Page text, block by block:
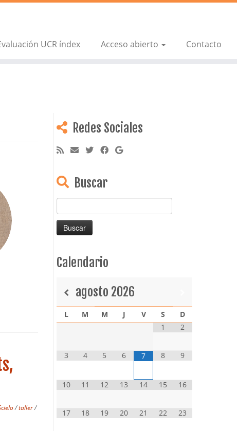
UCR índex Acceso abierto Contacto
/taller/
Redes Sociales
Buscar
Buscar:
Calendario
agosto 2026
L M M J V S
D
1
2
3 4 5 6 7 8 9
10 11 12 13 14 15 16
17 18 19 20 21 22 23